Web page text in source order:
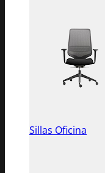
Sillas Oficina